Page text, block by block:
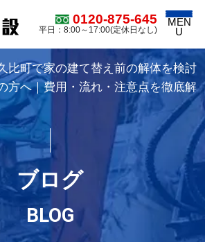
0120-875-645
平日：8:00～17:00(定休日なし)
MEN
U
比町で家の建て替え前の解体を検討
方へ｜費用・流れ・注意点を徹底解
ブログ
BLOG